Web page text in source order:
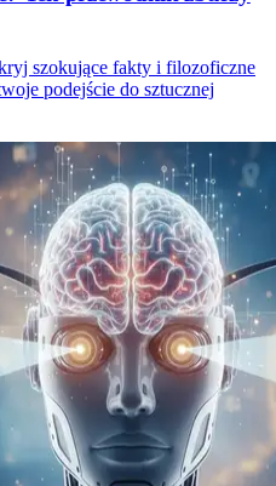
szokujące fakty i filozoficzne
podejście do sztucznej